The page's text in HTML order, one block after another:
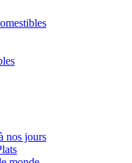
nos jours